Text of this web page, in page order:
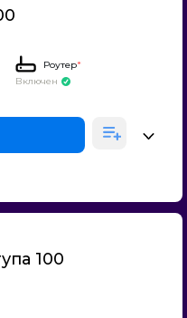
Роутер*
Включен
100